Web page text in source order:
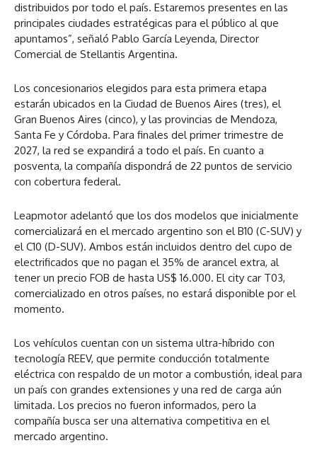
distribuidos por todo el país. Estaremos presentes en las
principales ciudades estratégicas para el público al que
apuntamos”, señaló Pablo García Leyenda, Director
Comercial de Stellantis Argentina.
Los concesionarios elegidos para esta primera etapa
estarán ubicados en la Ciudad de Buenos Aires (tres), el
Gran Buenos Aires (cinco), y las provincias de Mendoza,
Santa Fe y Córdoba. Para finales del primer trimestre de
2027, la red se expandirá a todo el país. En cuanto a
posventa, la compañía dispondrá de 22 puntos de servicio
con cobertura federal.
Leapmotor adelantó que los dos modelos que inicialmente
comercializará en el mercado argentino son el B10 (C-SUV) y
el C10 (D-SUV). Ambos están incluidos dentro del cupo de
electrificados que no pagan el 35% de arancel extra, al
tener un precio FOB de hasta US$ 16.000. El city car T03,
comercializado en otros países, no estará disponible por el
momento.
Los vehículos cuentan con un sistema ultra-híbrido con
tecnología REEV, que permite conducción totalmente
eléctrica con respaldo de un motor a combustión, ideal para
un país con grandes extensiones y una red de carga aún
limitada. Los precios no fueron informados, pero la
compañía busca ser una alternativa competitiva en el
mercado argentino.